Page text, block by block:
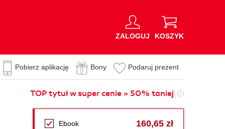
ZALOGUJ KOSZYK
Pobierz aplikację Bony Podaruj prezent
TOP tytuł w super cenie » 50% taniej
Ebook 160,65 zł